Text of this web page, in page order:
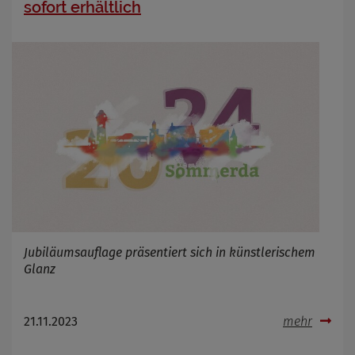
sofort erhältlich
Jubiläumsauflage präsentiert sich in künstlerischem
Glanz
21.11.2023 mehr
Zweck
Infos schließen